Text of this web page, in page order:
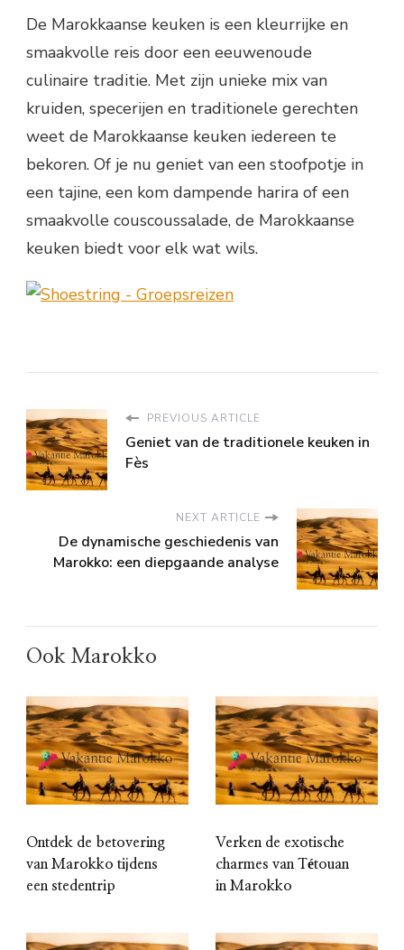
De Marokkaanse keuken is een kleurrijke en
smaakvolle reis door een eeuwenoude
culinaire traditie. Met zijn unieke mix van
kruiden, specerijen en traditionele gerechten
weet de Marokkaanse keuken iedereen te
bekoren. Of je nu geniet van een stoofpotje in
een tajine, een kom dampende harira of een
smaakvolle couscoussalade, de Marokkaanse
keuken biedt voor elk wat wils.
PREVIOUS ARTICLE
Geniet van de traditionele keuken in
Fès
NEXT ARTICLE
De dynamische geschiedenis van
Marokko: een diepgaande analyse
Ook Marokko
Ontdek de betovering
van Marokko tijdens
een stedentrip
Verken de exotische
charmes van Tétouan
in Marokko